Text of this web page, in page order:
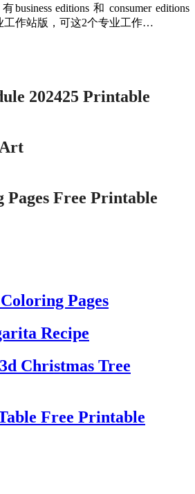
business editions 和 consumer editions
工作站版，可这2个专业工作…
202425 Printable
Free Printable
Pages
Recipe
Christmas Tree
Free Printable